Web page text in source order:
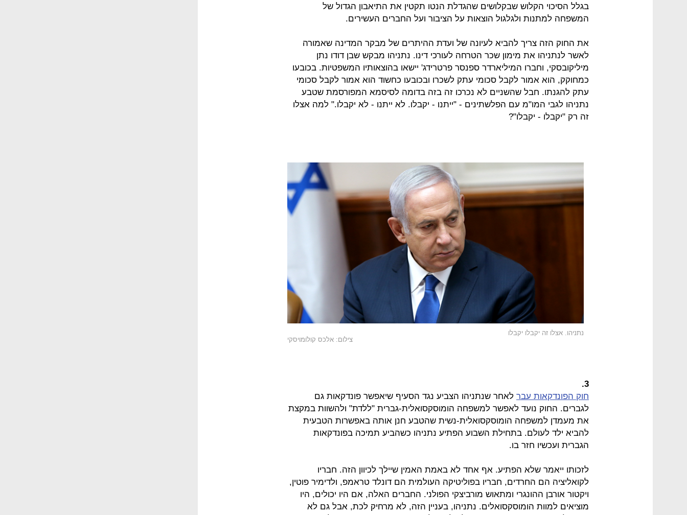
בגלל הסיכוי הקלוש שבקלושים שהגדלת הנטו תקטין את התיאבון הגדול של
המשפחה למתנות ולגלגול הוצאות על הציבור ועל החברים העשירים.
את החוק הזה צריך להביא לעיונה של ועדת ההיתרים של מבקר המדינה שאמורה
לאשר לנתניהו את מימון שכר הטרחה לעורכי דינו. נתניהו מבקש שבן דודו נתן
מיליקובסקי, וחברו המיליארדר ספנסר פרטרידג' יישאו בהוצאותיו המשפטיות. בכובעו
כמחוקק, הוא אמור לקבל סכומי עתק לשכרו ובכובעו כחשוד הוא אמור לקבל סכומי
עתק להגנתו. חבל שהשניים לא נכרכו זה בזה בדומה לסיסמא המפורסמת שטבע
נתניהו לגבי המו"מ עם הפלשתינים - "ייתנו - יקבלו. לא ייתנו - לא יקבלו." למה אצלו
זה רק "יקבלו - יקבלו"?
נתניהו. אצלו זה יקבלו יקבלו
צילום: אלכס קולומויסקי
3.
חוק הפונדקאות עבר לאחר שנתניהו הצביע נגד הסעיף שיאפשר פונדקאות גם
לגברים. החוק נועד לאפשר למשפחה הומוסקסואלית-גברית "ללדת" ולהשוות במקצת
את מעמדן למשפחה הומוסקסואלית-נשית שהטבע חנן אותה באפשרות הטבעית
להביא ילד לעולם. בתחילת השבוע הפתיע נתניהו כשהביע תמיכה בפונדקאות
הגברית ועכשיו חזר בו.
לזכותו ייאמר שלא הפתיע. אף אחד לא באמת האמין שיילך לכיוון הזה. חבריו
לקואליציה הם החרדים, חבריו בפוליטיקה העולמית הם דונלד טראמפ, ולדימיר פוטין,
ויקטור אורבן ההונגרי ומתאוש מורביצקי הפולני. החברים האלה, אם היו יכולים, היו
מוציאים למוות הומוסקסואלים. נתניהו, בעניין הזה, לא מרחיק לכת, אבל גם לא